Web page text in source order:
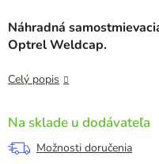
Náhradná
Optrel Weldcap.
Celý popis
Na sklade u dodávateľa
Možnosti doručenia